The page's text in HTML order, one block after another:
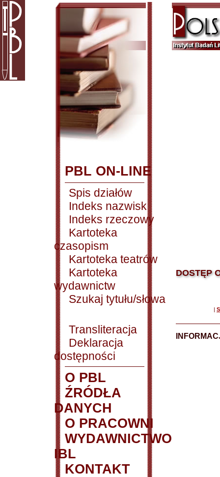
PBL ON-LINE
Spis działów
Indeks nazwisk
Indeks rzeczowy
Kartoteka
czasopism
Kartoteka teatrów
Kartoteka
wydawnictw
Szukaj tytułu/słowa
Transliteracja
Deklaracja
dostępności
O PBL
ŹRÓDŁA
DANYCH
O PRACOWNI
WYDAWNICTWO
IBL
KONTAKT
DOSTĘP
|